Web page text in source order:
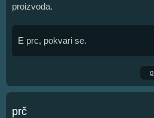
proizvoda.
E prc, pokvari se.
prč